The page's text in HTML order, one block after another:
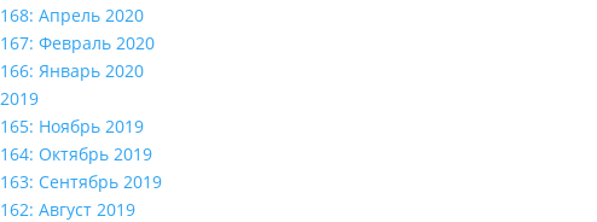
168: Апрель 2020
167: Февраль 2020
166: Январь 2020
2019
165: Ноябрь 2019
164: Октябрь 2019
163: Сентябрь 2019
162: Август 2019